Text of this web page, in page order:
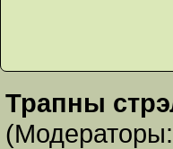
Трапны
(Модераторы: